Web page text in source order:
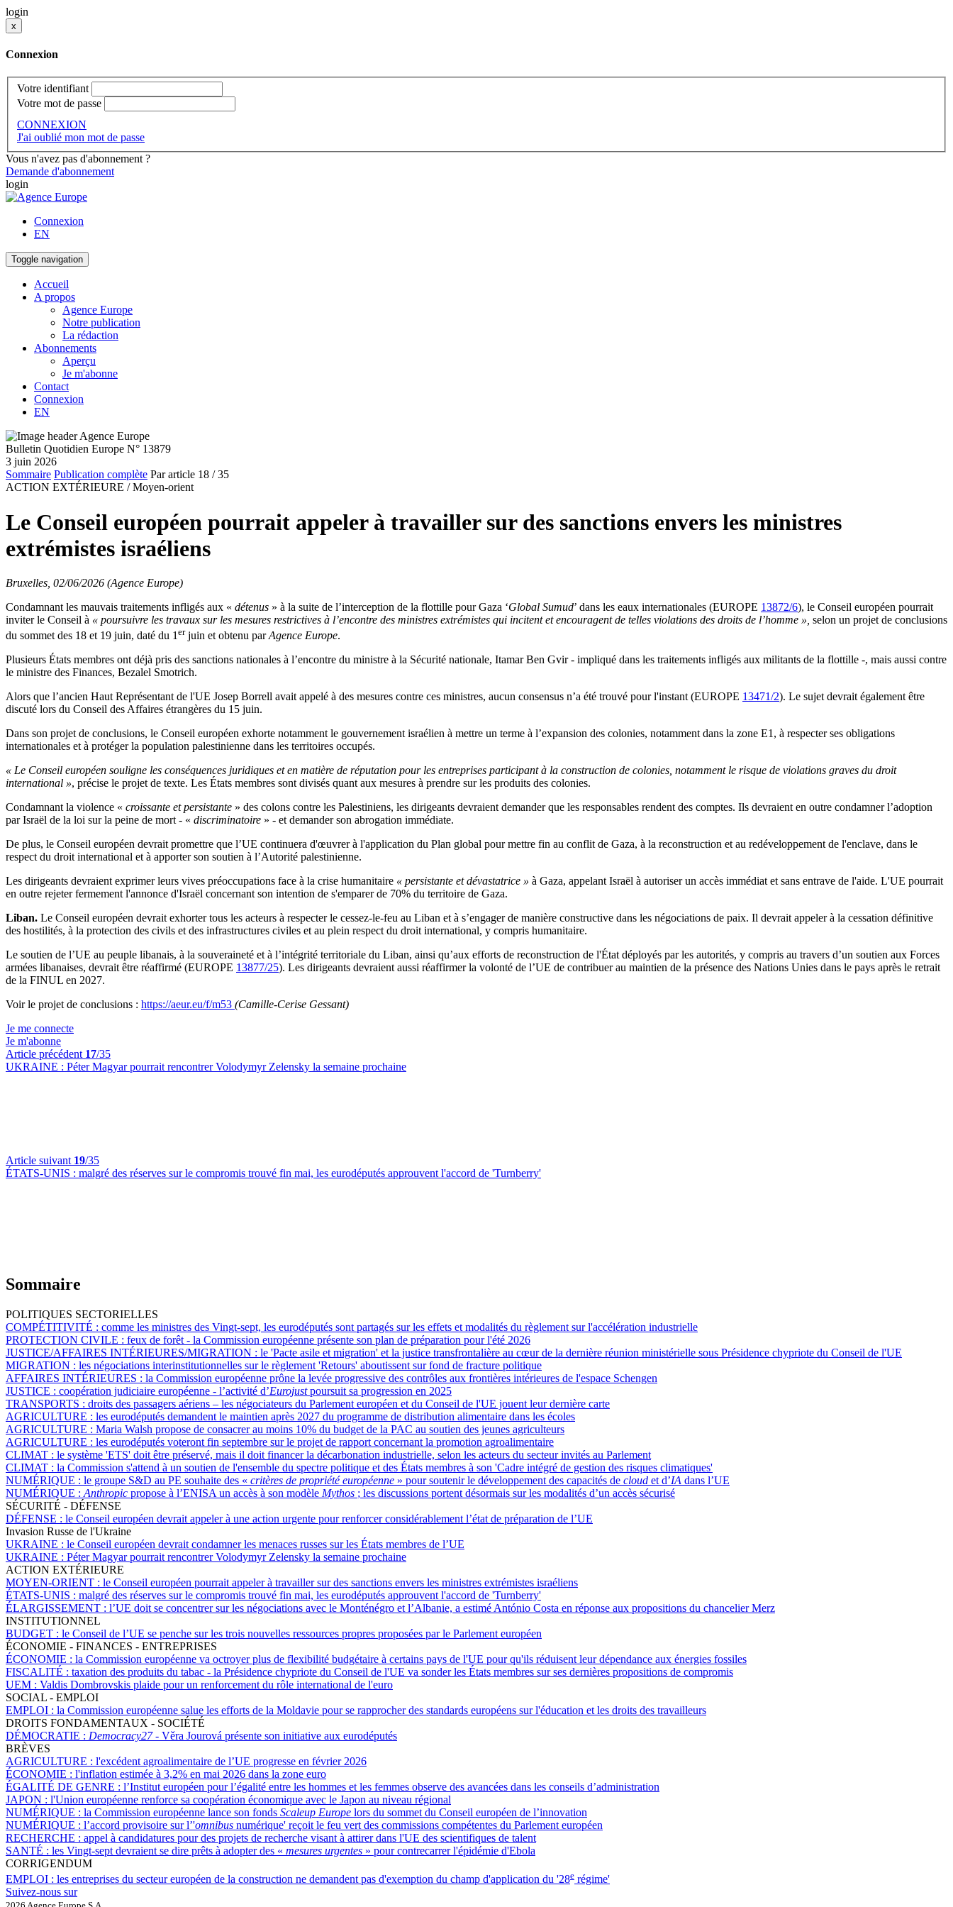
login
x
Connexion
Votre identifiant
Votre mot de passe
CONNEXION
J'ai oublié mon mot de passe
Vous n'avez pas d'abonnement ?
Demande d'abonnement
login
Connexion
EN
Toggle navigation
Accueil
A propos
Agence Europe
Notre publication
La rédaction
Abonnements
Aperçu
Je m'abonne
Contact
Connexion
EN
Bulletin Quotidien Europe N° 13879
3 juin 2026
Sommaire Publication complète Par article 18 / 35
ACTION EXTÉRIEURE / Moyen-orient
Le Conseil européen pourrait appeler à travailler sur des sanctions envers les ministres
extrémistes israéliens
Bruxelles, 02/06/2026 (Agence Europe)
Condamnant les mauvais traitements infligés aux « détenus » à la suite de l’interception de la flottille pour Gaza ‘Global Sumud’ dans les eaux internationales (EUROPE 13872/6), le Conseil européen pourrait
inviter le Conseil à « poursuivre les travaux sur les mesures restrictives à l’encontre des ministres extrémistes qui incitent et encouragent de telles violations des droits de l’homme », selon un projet de conclusions
du sommet des 18 et 19 juin, daté du 1 erjuin et obtenu parAgence Europe.
Plusieurs États membres ont déjà pris des sanctions nationales à l’encontre du ministre à la Sécurité nationale, Itamar Ben Gvir - impliqué dans les traitements infligés aux militants de la flottille -, mais aussi contre
le ministre des Finances, Bezalel Smotrich.
Alors que l’ancien Haut Représentant de l'UE Josep Borrell avait appelé à des mesures contre ces ministres, aucun consensus n’a été trouvé pour l'instant (EUROPE 13471/2). Le sujet devrait également être
discuté lors du Conseil des Affaires étrangères du 15 juin.
Dans son projet de conclusions, le Conseil européen exhorte notamment le gouvernement israélien à mettre un terme à l’expansion des colonies, notamment dans la zone E1, à respecter ses obligations
internationales et à protéger la population palestinienne dans les territoires occupés.
« Le Conseil européen souligne les conséquences juridiques et en matière de réputation pour les entreprises participant à la construction de colonies, notamment le risque de violations graves du droit
international », précise le projet de texte. Les États membres sont divisés quant aux mesures à prendre sur les produits des colonies.
Condamnant la violence « croissante et persistante » des colons contre les Palestiniens, les dirigeants devraient demander que les responsables rendent des comptes. Ils devraient en outre condamner l’adoption
par Israël de la loi sur la peine de mort - « discriminatoire » - et demander son abrogation immédiate.
De plus, le Conseil européen devrait promettre que l’UE continuera d'œuvrer à l'application du Plan global pour mettre fin au conflit de Gaza, à la reconstruction et au redéveloppement de l'enclave, dans le
respect du droit international et à apporter son soutien à l’Autorité palestinienne.
Les dirigeants devraient exprimer leurs vives préoccupations face à la crise humanitaire « persistante et dévastatrice » à Gaza, appelant Israël à autoriser un accès immédiat et sans entrave de l'aide. L'UE pourrait
en outre rejeter fermement l'annonce d'Israël concernant son intention de s'emparer de 70% du territoire de Gaza.
Liban. Le Conseil européen devrait exhorter tous les acteurs à respecter le cessez-le-feu au Liban et à s’engager de manière constructive dans les négociations de paix. Il devrait appeler à la cessation définitive
des hostilités, à la protection des civils et des infrastructures civiles et au plein respect du droit international, y compris humanitaire.
Le soutien de l’UE au peuple libanais, à la souveraineté et à l’intégrité territoriale du Liban, ainsi qu’aux efforts de reconstruction de l'État déployés par les autorités, y compris au travers d’un soutien aux Forces
armées libanaises, devrait être réaffirmé (EUROPE 13877/25). Les dirigeants devraient aussi réaffirmer la volonté de l’UE de contribuer au maintien de la présence des Nations Unies dans le pays après le retrait
de la FINUL en 2027.
Voir le projet de conclusions : https://aeur.eu/f/m53 (Camille-Cerise Gessant)
Je me connecte
Je m'abonne
Article précédent 17/35
UKRAINE : Péter Magyar pourrait rencontrer Volodymyr Zelensky la semaine prochaine
Article suivant 19/35
ÉTATS-UNIS : malgré des réserves sur le compromis trouvé fin mai, les eurodéputés approuvent l'accord de 'Turnberry'
Sommaire
POLITIQUES SECTORIELLES
COMPÉTITIVITÉ : comme les ministres des Vingt-sept, les eurodéputés sont partagés sur les effets et modalités du règlement sur l'accélération industrielle
PROTECTION CIVILE : feux de forêt - la Commission européenne présente son plan de préparation pour l'été 2026
JUSTICE/AFFAIRES INTÉRIEURES/MIGRATION : le 'Pacte asile et migration' et la justice transfrontalière au cœur de la dernière réunion ministérielle sous Présidence chypriote du Conseil de l'UE
MIGRATION : les négociations interinstitutionnelles sur le règlement 'Retours' aboutissent sur fond de fracture politique
AFFAIRES INTÉRIEURES : la Commission européenne prône la levée progressive des contrôles aux frontières intérieures de l'espace Schengen
JUSTICE : coopération judiciaire européenne - l’activité d’Eurojustpoursuit sa progression en 2025
TRANSPORTS : droits des passagers aériens – les négociateurs du Parlement européen et du Conseil de l'UE jouent leur dernière carte
AGRICULTURE : les eurodéputés demandent le maintien après 2027 du programme de distribution alimentaire dans les écoles
AGRICULTURE : Maria Walsh propose de consacrer au moins 10% du budget de la PAC au soutien des jeunes agriculteurs
AGRICULTURE : les eurodéputés voteront fin septembre sur le projet de rapport concernant la promotion agroalimentaire
CLIMAT : le système 'ETS' doit être préservé, mais il doit financer la décarbonation industrielle, selon les acteurs du secteur invités au Parlement
CLIMAT : la Commission s'attend à un soutien de l'ensemble du spectre politique et des États membres à son 'Cadre intégré de gestion des risques climatiques'
NUMÉRIQUE : le groupe S&D au PE souhaite des « critères de propriété européenne » pour soutenir le développement des capacités de cloud et d’IA dans l’UE
NUMÉRIQUE : Anthropic propose à l’ENISA un accès à son modèle Mythos ; les discussions portent désormais sur les modalités d’un accès sécurisé
SÉCURITÉ - DÉFENSE
DÉFENSE : le Conseil européen devrait appeler à une action urgente pour renforcer considérablement l’état de préparation de l’UE
Invasion Russe de l'Ukraine
UKRAINE : le Conseil européen devrait condamner les menaces russes sur les États membres de l’UE
UKRAINE : Péter Magyar pourrait rencontrer Volodymyr Zelensky la semaine prochaine
ACTION EXTÉRIEURE
MOYEN-ORIENT : le Conseil européen pourrait appeler à travailler sur des sanctions envers les ministres extrémistes israéliens
ÉTATS-UNIS : malgré des réserves sur le compromis trouvé fin mai, les eurodéputés approuvent l'accord de 'Turnberry'
ÉLARGISSEMENT : l’UE doit se concentrer sur les négociations avec le Monténégro et l’Albanie, a estimé António Costa en réponse aux propositions du chancelier Merz
INSTITUTIONNEL
BUDGET : le Conseil de l’UE se penche sur les trois nouvelles ressources propres proposées par le Parlement européen
ÉCONOMIE - FINANCES - ENTREPRISES
ÉCONOMIE : la Commission européenne va octroyer plus de flexibilité budgétaire à certains pays de l'UE pour qu'ils réduisent leur dépendance aux énergies fossiles
FISCALITÉ : taxation des produits du tabac - la Présidence chypriote du Conseil de l'UE va sonder les États membres sur ses dernières propositions de compromis
UEM : Valdis Dombrovskis plaide pour un renforcement du rôle international de l'euro
SOCIAL - EMPLOI
EMPLOI : la Commission européenne salue les efforts de la Moldavie pour se rapprocher des standards européens sur l'éducation et les droits des travailleurs
DROITS FONDAMENTAUX - SOCIÉTÉ
DÉMOCRATIE : Democracy27 - Věra Jourová présente son initiative aux eurodéputés
BRÈVES
AGRICULTURE : l'excédent agroalimentaire de l’UE progresse en février 2026
ÉCONOMIE : l'inflation estimée à 3,2% en mai 2026 dans la zone euro
ÉGALITÉ DE GENRE : l’Institut européen pour l’égalité entre les hommes et les femmes observe des avancées dans les conseils d’administration
JAPON : l'Union européenne renforce sa coopération économique avec le Japon au niveau régional
NUMÉRIQUE : la Commission européenne lance son fonds Scaleup Europe lors du sommet du Conseil européen de l’innovation
NUMÉRIQUE : l’accord provisoire sur l’'omnibus numérique' reçoit le feu vert des commissions compétentes du Parlement européen
RECHERCHE : appel à candidatures pour des projets de recherche visant à attirer dans l'UE des scientifiques de talent
SANTÉ : les Vingt-sept devraient se dire prêts à adopter des « mesures urgentes » pour contrecarrer l'épidémie d'Ebola
CORRIGENDUM
EMPLOI : les entreprises du secteur européen de la construction ne demandent pas d'exemption du champ d'application du '28e régime'
Suivez-nous sur